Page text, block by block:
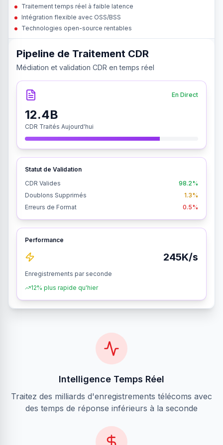
Traitement temps réel à faible latence
Intégration flexible avec OSS/BSS
Technologies open-source rentables
Pipeline de Traitement CDR
Médiation et validation CDR en temps réel
En Direct
12.4B
CDR Traités Aujourd'hui
Statut de Validation
CDR Valides
98.2%
Doublons Supprimés
1.3%
Erreurs de Format
0.5%
Performance
245K/s
Enregistrements par seconde
12% plus rapide qu'hier
Intelligence Temps Réel
Traitez des milliards d'enregistrements télécoms avec
des temps de réponse inférieurs à la seconde